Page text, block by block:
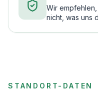
Wir
nicht, was uns
STANDORT-DATEN